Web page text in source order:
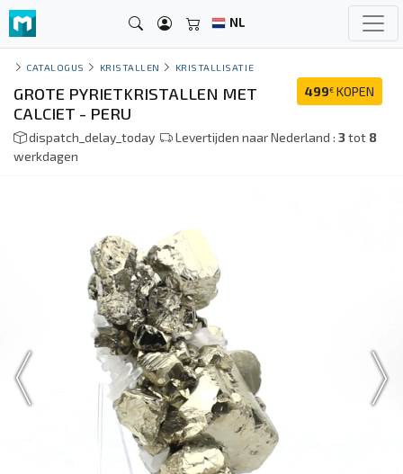
NL
CATALOGUS KRISTALLEN KRISTALLISATIE
499€ KOPEN
GROTE PYRIETKRISTALLEN MET
CALCIET - PERU
dispatch_delay_today Levertijden naar Nederland : 3tot 8
werkdagen